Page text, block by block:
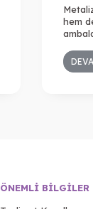
hem
ÖNEMLI BILGILER